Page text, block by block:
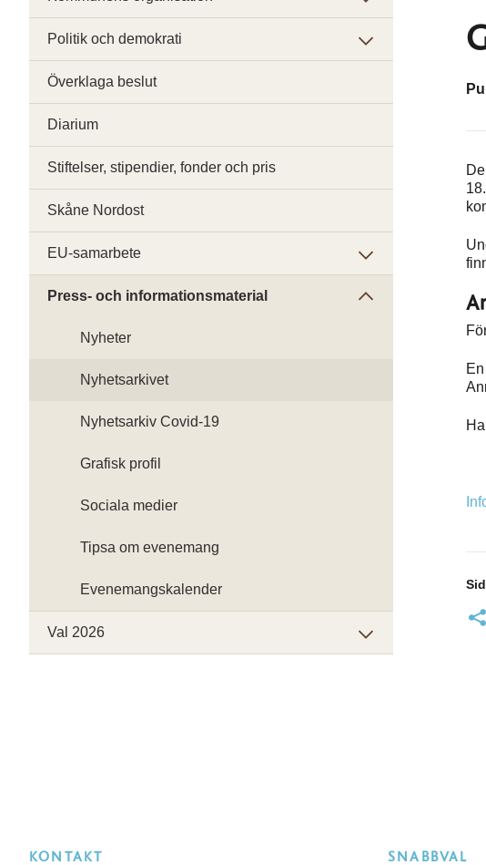
Politik och demokrati
Överklaga beslut
Diarium
Stiftelser, stipendier, fonder och pris
Skåne Nordost
EU-samarbete
Press- och informationsmaterial
Nyheter
Nyhetsarkivet
Nyhetsarkiv Covid-19
Grafisk profil
Sociala medier
Tipsa om evenemang
Evenemangskalender
Val 2026
KONTAKT SNABBVAL